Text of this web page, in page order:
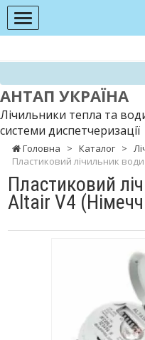
АНТАП УКРАЇНА
Лічильники тепла та
системи диспетчеризації
Головна > Каталог >
Пластиковий лічильник
Пластиковий
Altair V4